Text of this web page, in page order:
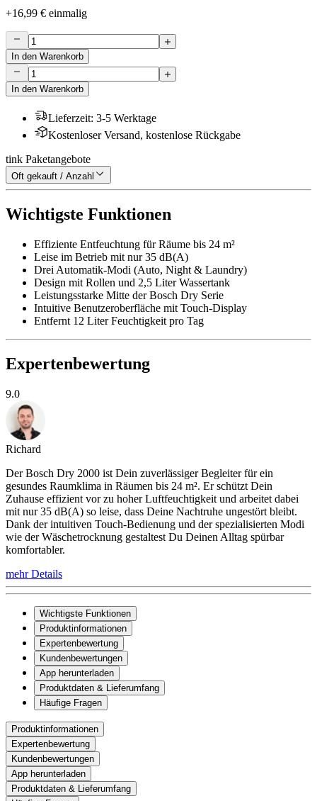
+16,99 € einmalig
In den Warenkorb
In den Warenkorb
Lieferzeit: 3-5 Werktage
Kostenloser Versand, kostenlose Rückgabe
tink Paketangebote
Oft gekauft / Anzahl
Wichtigste Funktionen
Effiziente Entfeuchtung für Räume bis 24 m²
Leise im Betrieb mit nur 35 dB(A)
Drei Automatik-Modi (Auto, Night & Laundry)
Design mit Rollen und 2,5 Liter Wassertank
Leistungsstarke Mitte der Bosch Dry Serie
Intuitive Benutzeroberfläche mit Touch-Display
Entfernt 12 Liter Feuchtigkeit pro Tag
Expertenbewertung
9.0
Richard
Der Bosch Dry 2000 ist Dein zuverlässiger Begleiter für ein
gesundes Raumklima in Räumen bis 24 m². Er schützt Dein
Zuhause effizient vor zu hoher Luftfeuchtigkeit und arbeitet dabei
mit nur 35 dB(A) so leise, dass Deine Nachtruhe ungestört bleibt.
Dank der intuitiven Touch-Bedienung und der spezialisierten Modi
wie der Wäschetrocknung gestaltest Du Deinen Alltag spürbar
komfortabler.
mehr Details
Wichtigste Funktionen
Produktinformationen
Expertenbewertung
Kundenbewertungen
App herunterladen
Produktdaten & Lieferumfang
Häufige Fragen
Produktinformationen
Expertenbewertung
Kundenbewertungen
App herunterladen
Produktdaten & Lieferumfang